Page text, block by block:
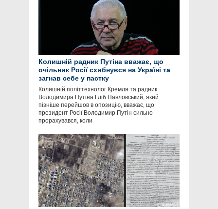
Колишній радник Путіна вважає, що
очільник Росії схибнувся на Україні та
загнав себе у пастку
Колишній політтехнолог Кремля та радник
Володимира Путіна Гліб Павловський, який
пізніше перейшов в опозицію, вважає, що
президент Росії Володимир Путін сильно
прорахувався, коли